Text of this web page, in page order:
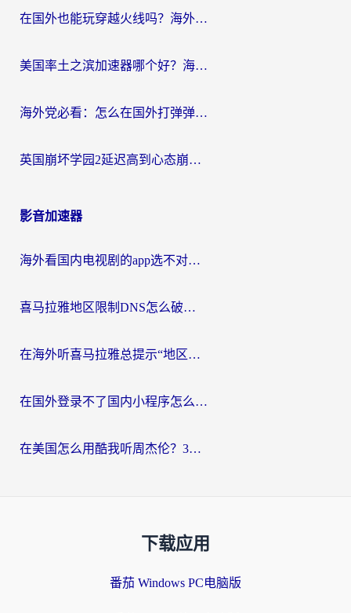
在国外也能玩穿越火线吗？海外玩家国服游戏畅玩终极指南
美国率土之滨加速器哪个好？海外党国服游戏畅玩终极指南（附多游戏解决方案）
海外党必看：怎么在国外打弹弹堂不卡？番茄加速器亲测指南
英国崩坏学园2延迟高到心态崩？海外党国服游戏加速终极指南
影音加速器
海外看国内电视剧的app选不对？这份回国加速器避坑指南帮你流畅追剧
喜马拉雅地区限制DNS怎么破？海外党听国内音乐听书的终极解决方案
在海外听喜马拉雅总提示“地区限制”？3步轻松解除+听国内音乐全攻略
在国外登录不了国内小程序怎么办？选对回国加速器，轻松解锁国内资源
在美国怎么用酷我听周杰伦？3步搞定海外听歌难题
下载应用
番茄 Windows PC电脑版